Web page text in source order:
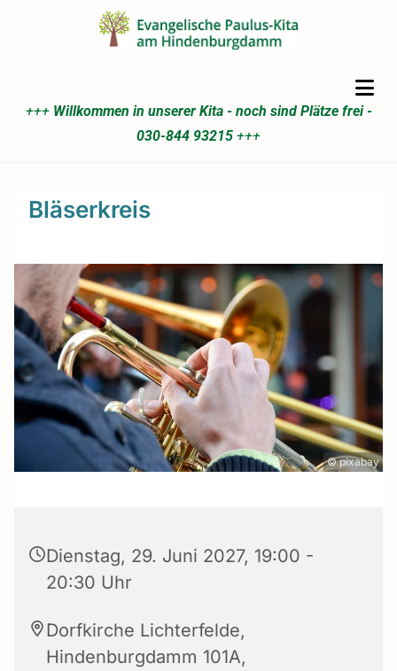
+++ Willkommen in unserer Kita - noch sind Plätze frei -
030-844 93215 +++
Bläserkreis
© pixabay
Dienstag, 29. Juni 2027, 19:00 -
20:30 Uhr
Dorfkirche Lichterfelde,
Hindenburgdamm 101A,